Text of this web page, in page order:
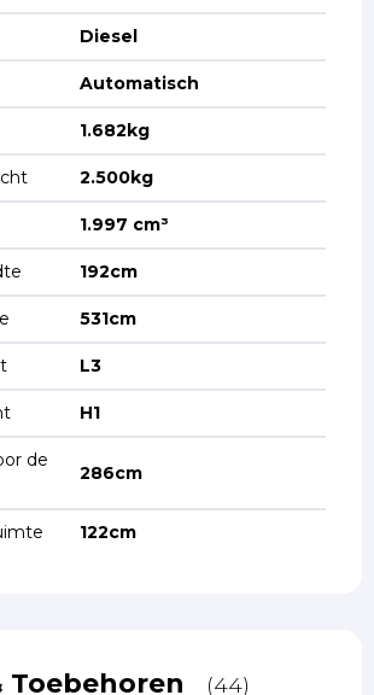
Diesel
Automatisch
1.682kg
2.500kg
1.997 cm³
192cm
531cm
L3
H1
de
286cm
122cm
Toebehoren (44)